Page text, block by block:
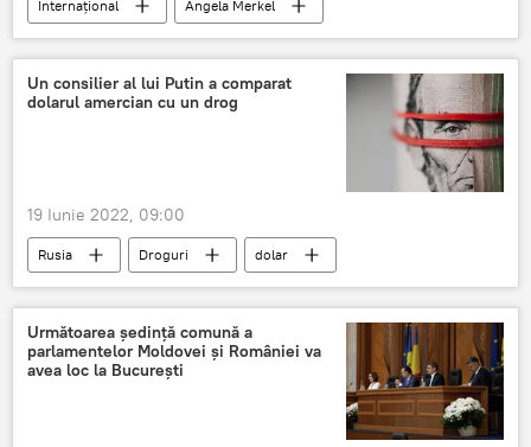
Internaţional
Angela Merkel
Germania
Un consilier al lui Putin a comparat
dolarul amercian cu un drog
19 Iunie 2022, 09:00
Rusia Droguri
dolar
dolar american
Rusia
Vladimir Putin
Următoarea ședință comună a
parlamentelor Moldovei și României va
avea loc la București